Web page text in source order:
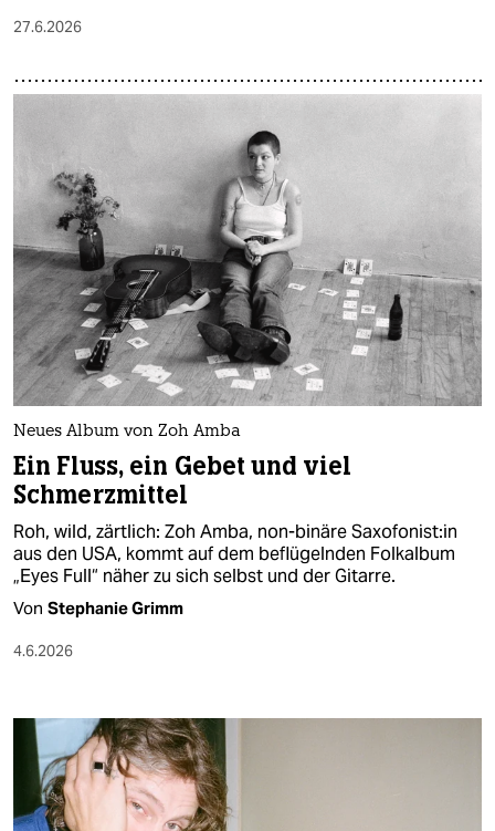
27.6.2026
Neues Album von Zoh Amba
Ein Fluss, ein Gebet und viel
Schmerzmittel
Roh, wild, zärtlich: Zoh Amba, non-binäre Sa­xo­fo­nis­t:in
aus den USA, kommt auf dem beflügelnden Folkalbum
„Eyes Full“ näher zu sich selbst und der Gitarre.
Von Stephanie Grimm
4.6.2026